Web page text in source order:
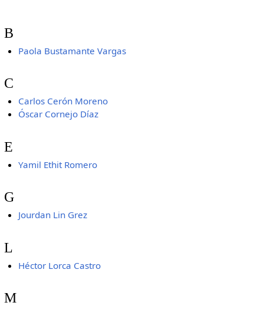
B
Paola Bustamante Vargas
C
Carlos Cerón Moreno
Óscar Cornejo Díaz
E
Yamil Ethit Romero
G
Jourdan Lin Grez
L
Héctor Lorca Castro
M